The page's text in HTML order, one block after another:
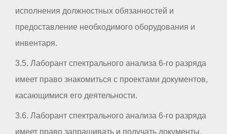
исполнения должностных обязанностей и
предоставление необходимого оборудования и
инвентаря.
3.5. Лаборант спектрального анализа 6-го разряда
имеет право знакомиться с проектами документов,
касающимися его деятельности.
3.6. Лаборант спектрального анализа 6-го разряда
имеет право запрашивать и получать документы,